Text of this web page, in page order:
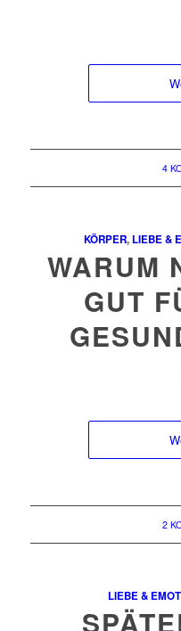
4
KÖRPER, LIEBE &
WARUM
GUT
2
LIEBE &